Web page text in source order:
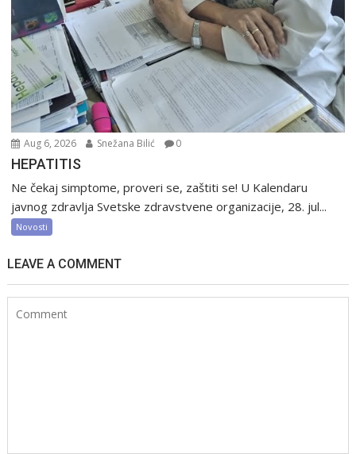
Aug 6, 2026 Snežana Bilić 0
HEPATITIS
Ne čekaj simptome, proveri se, zaštiti se! U Kalendaru
javnog zdravlja Svetske zdravstvene organizacije, 28. jul...
Novosti
LEAVE A COMMENT